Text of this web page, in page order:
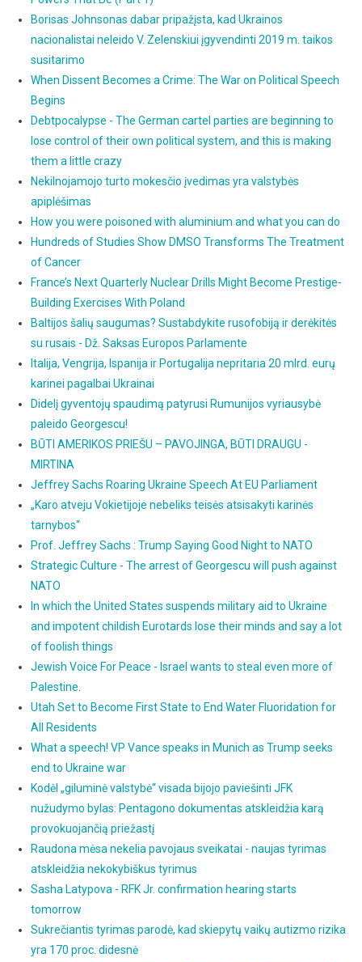
Borisas Johnsonas dabar pripažįsta, kad Ukrainos
nacionalistai neleido V. Zelenskiui įgyvendinti 2019 m. taikos
susitarimo
When Dissent Becomes a Crime: The War on Political Speech
Begins
Debtpocalypse - The German cartel parties are beginning to
lose control of their own political system, and this is making
them a little crazy
Nekilnojamojo turto mokesčio įvedimas yra valstybės
apiplėšimas
How you were poisoned with aluminium and what you can do
Hundreds of Studies Show DMSO Transforms The Treatment
of Cancer
France’s Next Quarterly Nuclear Drills Might Become Prestige-
Building Exercises With Poland
Baltijos šalių saugumas? Sustabdykite rusofobiją ir derėkitės
su rusais - Dž. Saksas Europos Parlamente
Italija, Vengrija, Ispanija ir Portugalija nepritaria 20 mlrd. eurų
karinei pagalbai Ukrainai
Didelį gyventojų spaudimą patyrusi Rumunijos vyriausybė
paleido Georgescu!
BŪTI AMERIKOS PRIEŠU – PAVOJINGA, BŪTI DRAUGU -
MIRTINA
Jeffrey Sachs Roaring Ukraine Speech At EU Parliament
„Karo atveju Vokietijoje nebeliks teisės atsisakyti karinės
tarnybos“
Prof. Jeffrey Sachs : Trump Saying Good Night to NATO
Strategic Culture - The arrest of Georgescu will push against
NATO
In which the United States suspends military aid to Ukraine
and impotent childish Eurotards lose their minds and say a lot
of foolish things
Jewish Voice For Peace - Israel wants to steal even more of
Palestine.
Utah Set to Become First State to End Water Fluoridation for
All Residents
What a speech! VP Vance speaks in Munich as Trump seeks
end to Ukraine war
Kodėl „giluminė valstybė“ visada bijojo paviešinti JFK
nužudymo bylas: Pentagono dokumentas atskleidžia karą
provokuojančią priežastį
Raudona mėsa nekelia pavojaus sveikatai - naujas tyrimas
atskleidžia nekokybiškus tyrimus
Sasha Latypova - RFK Jr. confirmation hearing starts
tomorrow
Sukrečiantis tyrimas parodė, kad skiepytų vaikų autizmo rizika
yra 170 proc. didesnė